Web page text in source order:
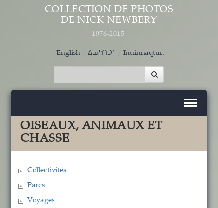
Aller au contenu principal
COLLECTION DE PHOTOS
DE NICK NEWBERY
1976-2015
English ᐃᓄᒃᑎᑐᑦ Inuinnaqtun
OISEAUX, ANIMAUX ET
CHASSE
Collectivités
Parcs
Voyages